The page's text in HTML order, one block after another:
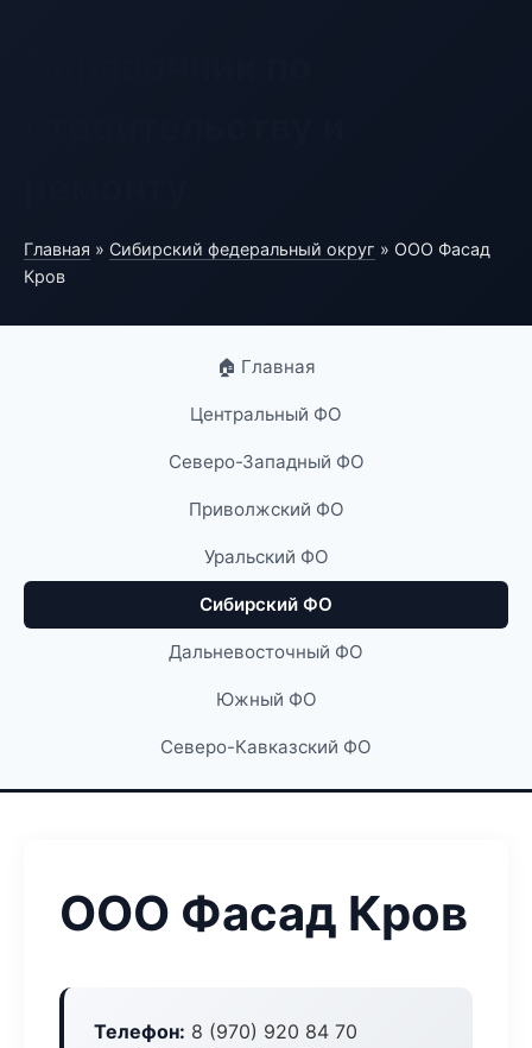
Главная » Сибирский федеральный округ » ООО Фасад
Кров
🏠 Главная
Центральный ФО
Северо-Западный ФО
Приволжский ФО
Уральский ФО
Сибирский ФО
Дальневосточный ФО
Южный ФО
Северо-Кавказский ФО
ООО Фасад Кров
Телефон: 8 (970) 920 84 70